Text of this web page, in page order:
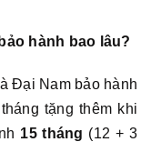
hành bao lâu?
Đại Nam bảo hành
tặng thêm khi
15 tháng (12 + 3